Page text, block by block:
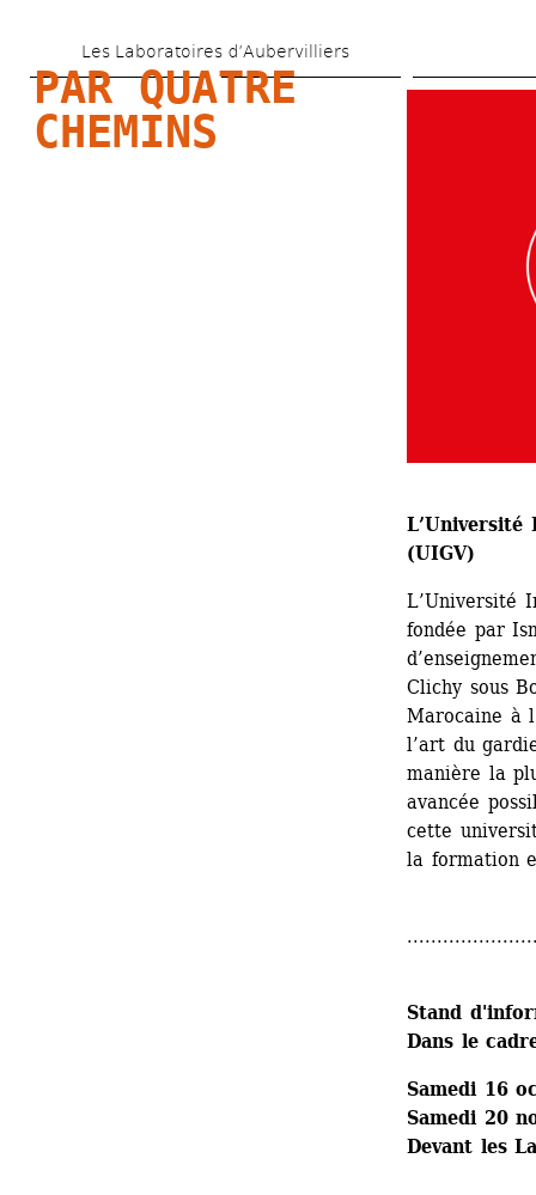
to
main
content
Les Laboratoires d’Aubervilliers
PAR QUATRE
CHEMINS
L’Université
(UIGV)
L’Université
fondée par
Clichy sous
Marocaine à
l’art du
manière la
avancée
cette
la formation
Stand
Dans le
Samedi 16
Samedi 20
Devant les